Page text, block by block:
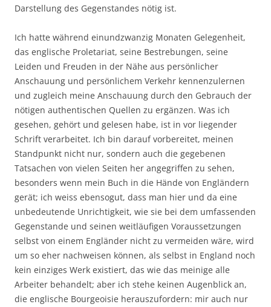
Darstellung des Gegenstandes nötig ist.
Ich hatte während einundzwanzig Monaten Gelegenheit,
das englische Proletariat, seine Bestrebungen, seine
Leiden und Freuden in der Nähe aus persönlicher
Anschauung und persönlichem Verkehr kennenzulernen
und zugleich meine Anschauung durch den Gebrauch der
nötigen authentischen Quellen zu ergänzen. Was ich
gesehen, gehört und gelesen habe, ist in vor liegender
Schrift verarbeitet. Ich bin darauf vorbereitet, meinen
Standpunkt nicht nur, sondern auch die gegebenen
Tatsachen von vielen Seiten her angegriffen zu sehen,
besonders wenn mein Buch in die Hände von Engländern
gerät; ich weiss ebensogut, dass man hier und da eine
unbedeutende Unrichtigkeit, wie sie bei dem umfassenden
Gegenstande und seinen weitläufigen Voraussetzungen
selbst von einem Engländer nicht zu vermeiden wäre, wird
um so eher nachweisen können, als selbst in England noch
kein einziges Werk existiert, das wie das meinige alle
Arbeiter behandelt; aber ich stehe keinen Augenblick an,
die englische Bourgeoisie herauszufordern: mir auch nur